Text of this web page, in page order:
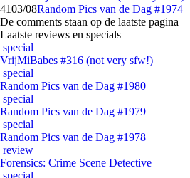
4103/08Random Pics van de Dag #1974
De comments staan op de laatste pagina
Laatste reviews en specials
special
VrijMiBabes #316 (not very sfw!)
special
Random Pics van de Dag #1980
special
Random Pics van de Dag #1979
special
Random Pics van de Dag #1978
review
Forensics: Crime Scene Detective
special